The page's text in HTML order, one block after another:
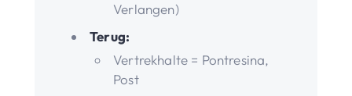
Verlangen)
Terug:
Vertrekhalte = Pontresina,
Post